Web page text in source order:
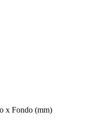
x Fondo (mm)